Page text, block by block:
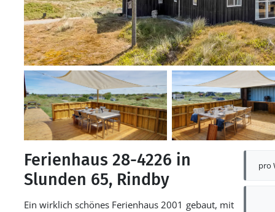
pro
Ferienhaus 28-4226 in
Slunden 65, Rindby
Ein wirklich schönes Ferienhaus 2001 gebaut, mit